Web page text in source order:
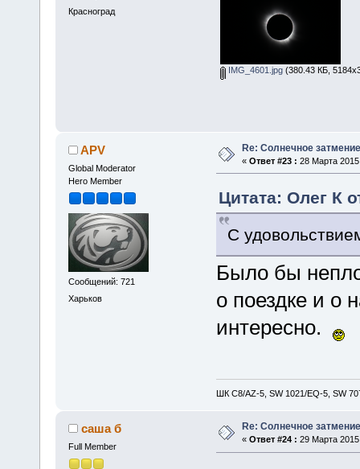
Красноград
IMG_4601.jpg(380.43 КБ,
APV
Global Moderator
Hero Member
Сообщений: 721
Харьков
Re: Солнечное
« Ответ #23 : 28 Марта
Цитата: Олег К
С
Было бы
о поездке и о
интересно.
ШК С8/AZ-5, SW 1021/EQ-5, SW
саша б
Full Member
Re: Солнечное
« Ответ #24 : 29 Марта